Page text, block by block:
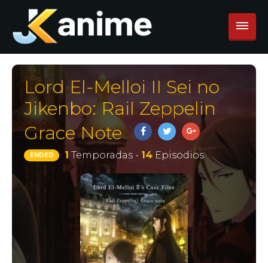
Lord El-Melloi II Sei no
Jikenbo: Rail Zeppelin
Grace Note
ENDED 1Temporadas - 14Episodios